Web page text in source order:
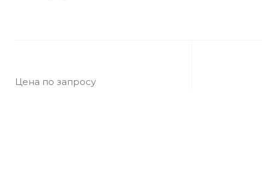
Цена по запросу